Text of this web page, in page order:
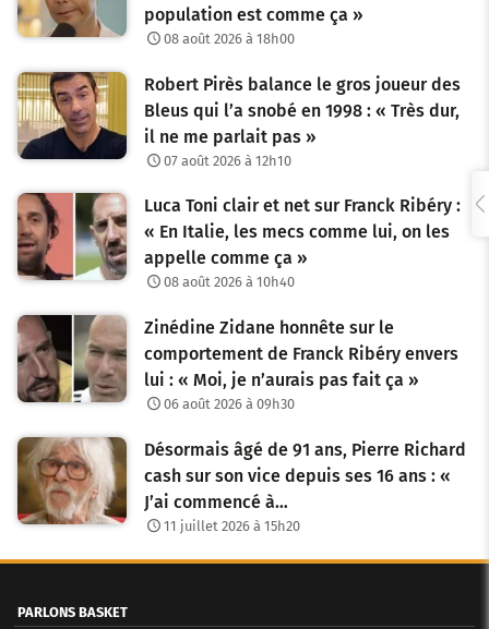
a
i
o
d
e
a
r
t
i
c
l
e
s
population est comme ça »
08 août 2026 à 18h00
Robert Pirès balance le gros joueur des
Bleus qui l’a snobé en 1998 : « Très dur,
il ne me parlait pas »
07 août 2026 à 12h10
Luca Toni clair et net sur Franck Ribéry :
« En Italie, les mecs comme lui, on les
appelle comme ça »
08 août 2026 à 10h40
Zinédine Zidane honnête sur le
comportement de Franck Ribéry envers
lui : « Moi, je n’aurais pas fait ça »
06 août 2026 à 09h30
Désormais âgé de 91 ans, Pierre Richard
cash sur son vice depuis ses 16 ans : «
J’ai commencé à…
11 juillet 2026 à 15h20
PARLONS BASKET